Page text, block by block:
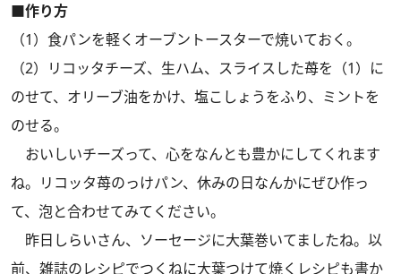
■作り方
（1）食パンを軽くオーブントースターで焼いておく。
（2）リコッタチーズ、生ハム、スライスした苺を（1）に
のせて、オリーブ油をかけ、塩こしょうをふり、ミントを
のせる。
おいしいチーズって、心をなんとも豊かにしてくれます
ね。リコッタ苺のっけパン、休みの日なんかにぜひ作っ
て、泡と合わせてみてください。
昨日 しらいさん、ソーセージに大葉巻いてましたね。以
前、雑誌のレシピでつくねに大葉つけて焼くレシピも書か